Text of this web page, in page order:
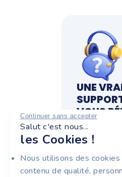
Continuer sans accepter
Salut c'est nous...
les Cookies !
Nous utilisons des
contenu de qualité,
UNE
VOUS